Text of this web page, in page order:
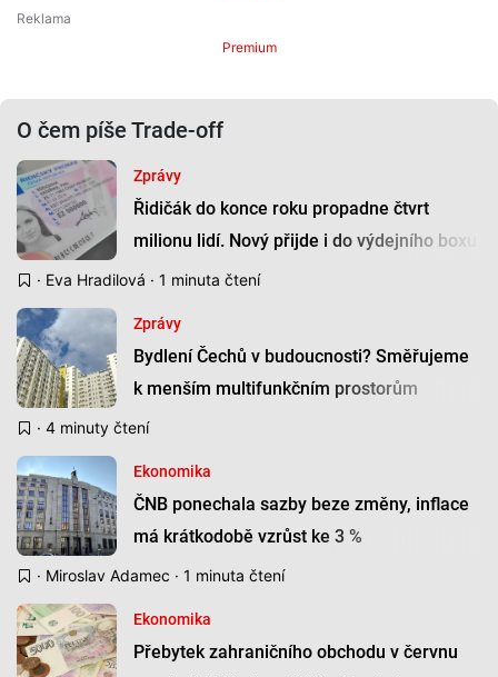
Premium
O čem píše Trade-off
Zprávy
Řidičák do konce roku propadne čtvrt
milionu lidí. Nový přijde i do výdejního boxu
· Eva Hradilová · 1 minuta čtení
Zprávy
Bydlení Čechů v budoucnosti? Směřujeme
k menším multifunkčním prostorům
· 4 minuty čtení
Ekonomika
ČNB ponechala sazby beze změny, inflace
má krátkodobě vzrůst ke 3 %
· Miroslav Adamec · 1 minuta čtení
Ekonomika
Přebytek zahraničního obchodu v červnu